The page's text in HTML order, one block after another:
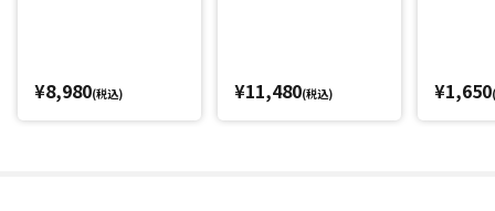
夏の節電効果も
¥8,980(税込) ¥11,480(税込) ¥1,650